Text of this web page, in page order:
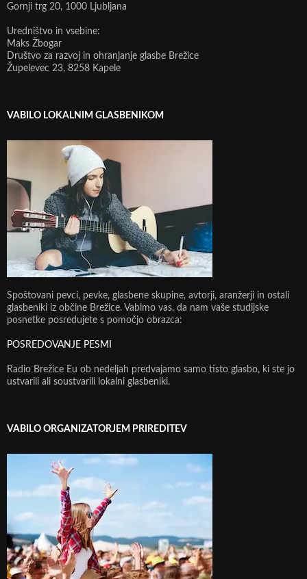
Gornji trg 20, 1000 Ljubljana
Uredništvo in vsebine:
Maks Žbogar
Društvo za razvoj in ohranjanje glasbe Brežice
Župelevec 23, 8258 Kapele
VABILO LOKALNIM GLASBENIKOM
Spoštovani pevci, pevke, glasbene skupine, avtorji, aranžerji in ostali
glasbeniki iz občine Brežice. Vabimo vas, da nam vaše studijske
posnetke posredujete s pomočjo obrazca:
POSREDOVANJE PESMI
Radio Brežice Eu ob nedeljah predvajamo samo tisto glasbo, ki ste jo
ustvarili ali soustvarili lokalni glasbeniki.
VABILO ORGANIZATORJEM PRIREDITEV